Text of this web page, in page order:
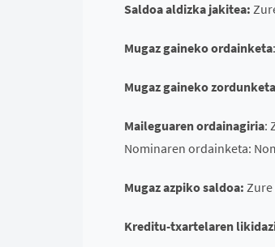
Saldoa aldizka jakitea:
Mugaz gaineko ordainketa
Mugaz gaineko
Maileguaren ordainagiria:
Nominaren ordainketa:
Mugaz azpiko saldoa:
Kreditu-txartelaren